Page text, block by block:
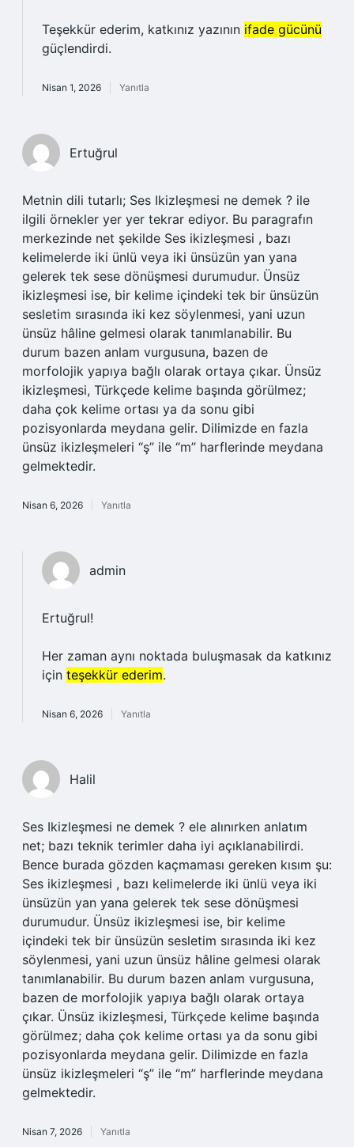
Teşekkür ederim, katkınız yazının ifade gücünü
güçlendirdi.
Nisan 1, 2026 Yanıtla
Ertuğrul
Metnin dili tutarlı; Ses Ikizleşmesi ne demek ? ile
ilgili örnekler yer yer tekrar ediyor. Bu paragrafın
merkezinde net şekilde Ses ikizleşmesi , bazı
kelimelerde iki ünlü veya iki ünsüzün yan yana
gelerek tek sese dönüşmesi durumudur. Ünsüz
ikizleşmesi ise, bir kelime içindeki tek bir ünsüzün
sesletim sırasında iki kez söylenmesi, yani uzun
ünsüz hâline gelmesi olarak tanımlanabilir. Bu
durum bazen anlam vurgusuna, bazen de
morfolojik yapıya bağlı olarak ortaya çıkar. Ünsüz
ikizleşmesi, Türkçede kelime başında görülmez;
daha çok kelime ortası ya da sonu gibi
pozisyonlarda meydana gelir. Dilimizde en fazla
ünsüz ikizleşmeleri “ş” ile “m” harflerinde meydana
gelmektedir.
Nisan 6, 2026 Yanıtla
admin
Ertuğrul!
Her zaman aynı noktada buluşmasak da katkınız
için teşekkür ederim.
Nisan 6, 2026 Yanıtla
Halil
Ses Ikizleşmesi ne demek ? ele alınırken anlatım
net; bazı teknik terimler daha iyi açıklanabilirdi.
Bence burada gözden kaçmaması gereken kısım şu:
Ses ikizleşmesi , bazı kelimelerde iki ünlü veya iki
ünsüzün yan yana gelerek tek sese dönüşmesi
durumudur. Ünsüz ikizleşmesi ise, bir kelime
içindeki tek bir ünsüzün sesletim sırasında iki kez
söylenmesi, yani uzun ünsüz hâline gelmesi olarak
tanımlanabilir. Bu durum bazen anlam vurgusuna,
bazen de morfolojik yapıya bağlı olarak ortaya
çıkar. Ünsüz ikizleşmesi, Türkçede kelime başında
görülmez; daha çok kelime ortası ya da sonu gibi
pozisyonlarda meydana gelir. Dilimizde en fazla
ünsüz ikizleşmeleri “ş” ile “m” harflerinde meydana
gelmektedir.
Nisan 7, 2026 Yanıtla